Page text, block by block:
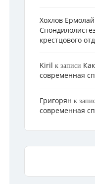
Хохлов Ермолай
крестцового
Kiril к записи
современная
Григорян к
современная